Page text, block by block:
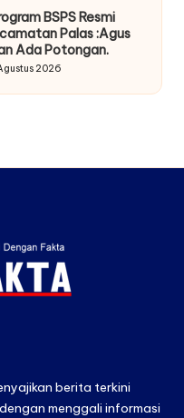
BSPS Resmi
Palas :Agus
Ada Potongan.
2026
berita terkini
menggali informasi